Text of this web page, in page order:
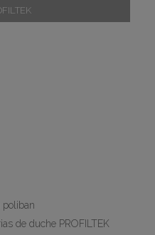
poliban
de duche PROFILTEK